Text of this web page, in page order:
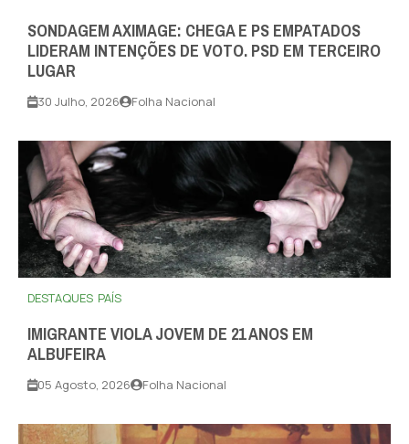
SONDAGEM AXIMAGE: CHEGA E PS EMPATADOS
LIDERAM INTENÇÕES DE VOTO. PSD EM TERCEIRO
LUGAR
30 Julho, 2026 Folha Nacional
DESTAQUES PAÍS
IMIGRANTE VIOLA JOVEM DE 21 ANOS EM
ALBUFEIRA
05 Agosto, 2026 Folha Nacional